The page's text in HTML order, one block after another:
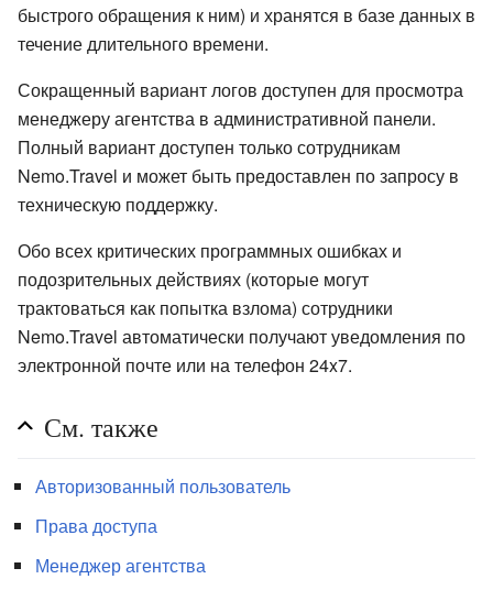
быстрого обращения к ним) и хранятся в базе данных в
течение длительного времени.
Сокращенный вариант логов доступен для просмотра
менеджеру агентства в административной панели.
Полный вариант доступен только сотрудникам
Nemo.Travel и может быть предоставлен по запросу в
техническую поддержку.
Обо всех критических программных ошибках и
подозрительных действиях (которые могут
трактоваться как попытка взлома) сотрудники
Nemo.Travel автоматически получают уведомления по
электронной почте или на телефон 24x7.
См. также
Авторизованный пользователь
Права доступа
Менеджер агентства